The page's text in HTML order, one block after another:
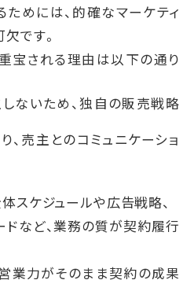
めには、的確なマーケティ
です。
宝される理由は以下の通り
ないため、独自の販売戦略
、売主とのコミュニケーショ
スケジュールや広告戦略、
など、業務の質が契約履行
業力がそのまま契約の成果